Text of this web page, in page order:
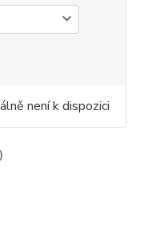
není k dispozici